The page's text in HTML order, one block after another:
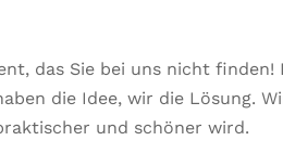
das Sie bei uns nicht
die Idee, wir die Lösung.
und schöner wird.